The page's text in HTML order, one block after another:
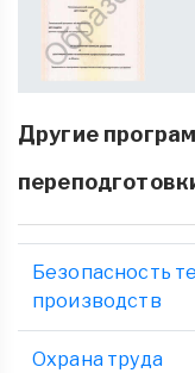
Другие
Безопасность
производств
Охрана труда